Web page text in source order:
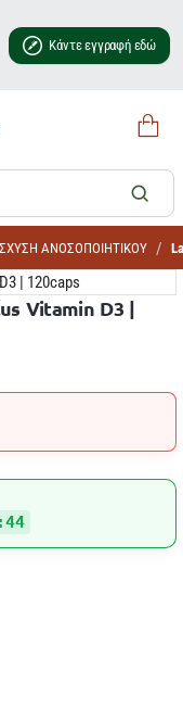
Κάντε εγγραφή εδώ
ΑΝΟΣΟΠΟΙΗΤΙΚΟΥ
Vitamin D3 |